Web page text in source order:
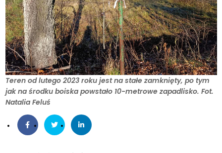
Teren od lutego 2023 roku jest na stałe zamknięty, po tym
jak na środku boiska powstało 10-metrowe zapadlisko. Fot.
Natalia Feluś